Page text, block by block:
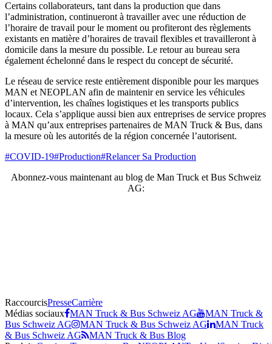
Certains collaborateurs, tant dans la production que dans
l’administration, continueront à travailler avec une réduction de
l’horaire de travail pour le moment ou profiteront des règlements
existants en matière d’horaires de travail flexibles et travailleront à
domicile dans la mesure du possible. Le retour au bureau sera
également échelonné dans le respect du concept de sécurité.
Le réseau de service reste entièrement disponible pour les marques
MAN et NEOPLAN afin de maintenir en service les véhicules
d’intervention, les chaînes logistiques et les transports publics
locaux. Cela s’applique aussi bien aux entreprises de service propres
à MAN qu’aux entreprises partenaires de MAN Truck & Bus, dans
la mesure où les autorités de la région concernée l’autorisent.
#COVID-19#Production#Relancer Sa Production
Abonnez-vous maintenant au blog de Man Truck et Bus Schweiz
AG:
RaccourcisPresseCarrière
Médias sociaux MAN Truck & Bus Schweiz AG
MAN Truck &
Bus Schweiz AG
MAN Truck & Bus Schweiz AG
MAN Truck
& Bus Schweiz AG
MAN Truck & Bus Blog